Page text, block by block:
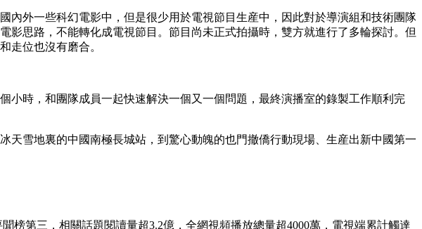
外一些科幻電影中，但是很少用於電視節目生産中，因此對於導演組和技術團隊
思路，不能轉化成電視節目。節目尚未正式拍攝時，雙方就進行了多輪探討。但
走位也沒有磨合。
時，和團隊成員一起快速解決一個又一個問題，最終演播室的錄製工作順利完
雪地裏的中國南極長城站，到驚心動魄的也門撤僑行動現場、生産出新中國第一
第三，相關話題閱讀量超3.2億，全網視頻播放總量超4000萬，電視端累計觸達